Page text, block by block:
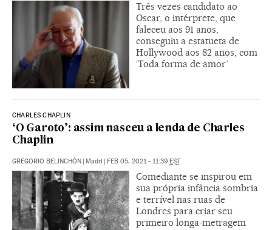
Três vezes candidato ao
Oscar, o intérprete, que
faleceu aos 91 anos,
conseguiu a estatueta de
Hollywood aos 82 anos, com
‘Toda forma de amor’
CHARLES CHAPLIN
‘O Garoto’: assim nasceu a lenda de Charles
Chaplin
GREGORIO BELINCHÓN Madri FEB 05, 2021 - 11:39 EST
Comediante se inspirou em
sua própria infância sombria
e terrível nas ruas de
Londres para criar seu
primeiro longa-metragem